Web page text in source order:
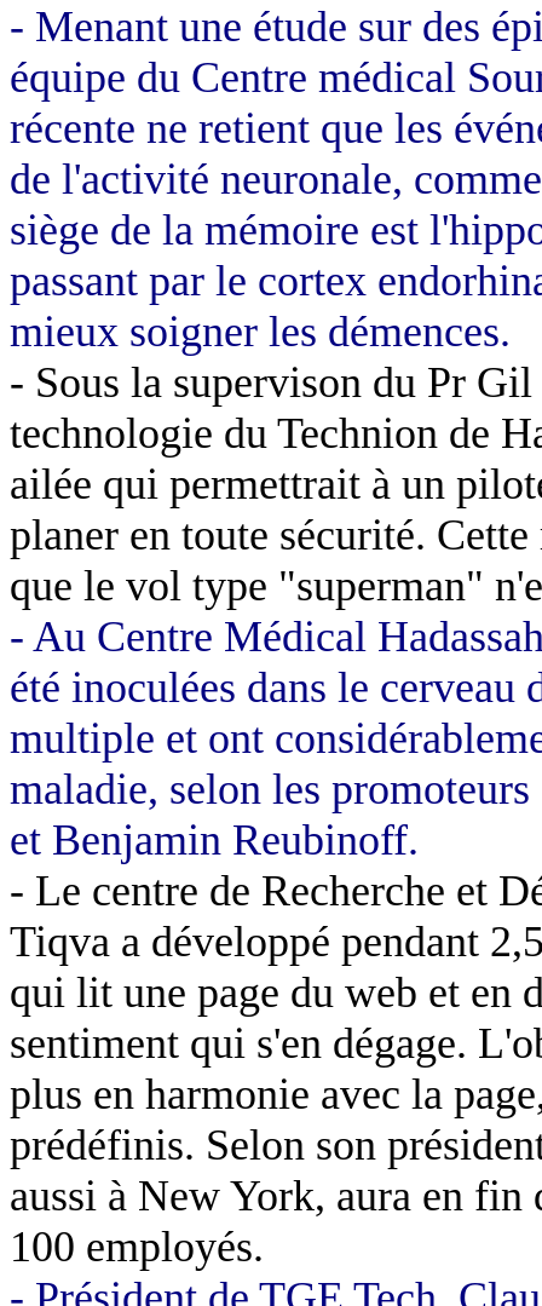
- Menant une étude sur des
équipe du Centre médical
récente ne retient que les
de l'activité neuronale,
siège de la mémoire est
passant par le cortex
mieux soigner les démences.
- Sous la supervison du Pr Gil
technologie du Technion de
ailée qui permettrait à un
planer en toute sécurité.
que le vol type "superman"
- Au Centre Médical
été inoculées dans le cerveau
multiple et ont
maladie, selon les
et Benjamin Reubinoff.
- Le centre de Recherche et
Tiqva a développé pendant
qui lit une page du web et en
sentiment qui s'en dégage.
plus en harmonie avec la
prédéfinis. Selon son
aussi à New York, aura en
100 employés.